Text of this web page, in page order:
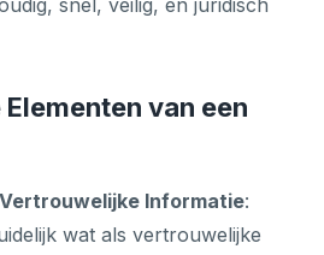
snel, veilig, en juridisch
van een
Informatie:
wat als vertrouwelijke